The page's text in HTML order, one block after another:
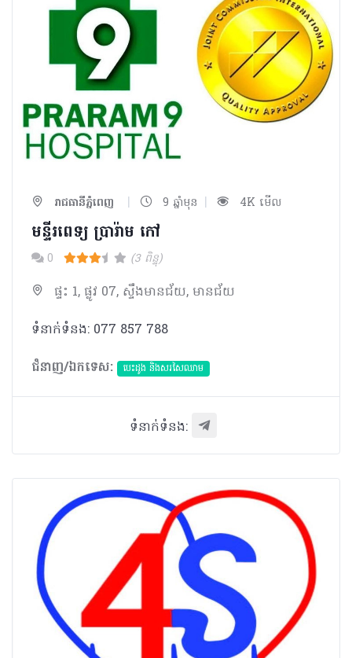
រាជធានីភ្នំពេញ | 9 ឆ្នាំមុន | 4K មើល
មន្ទីរពេទ្យ ប្រារ៉ាម កៅ
0 (3 ពិន្ទុ)
ផ្ទះ 1, ផ្លូវ 07, ស្ទឹងមានជ័យ, មានជ័យ
ទំនាក់ទំនង: 077 857 788
ជំនាញ/ឯកទេស:
បេះដូង​ និងសរសៃឈាម
ទំនាក់ទំនង: